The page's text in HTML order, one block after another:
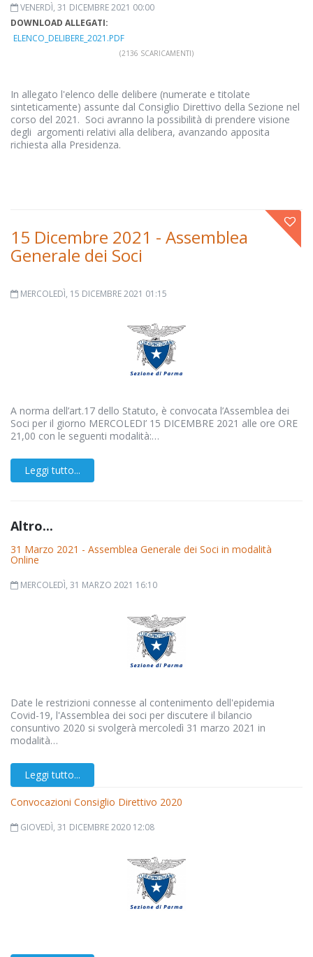
VENERDÌ, 31 DICEMBRE 2021 00:00
DOWNLOAD ALLEGATI:
ELENCO_DELIBERE_2021.PDF
(2136 SCARICAMENTI)
In allegato l'elenco delle delibere (numerate e titolate
sinteticamente) assunte dal Consiglio Direttivo della Sezione nel
corso del 2021. Soci avranno la possibilità di prendere visione
degli argomenti relativi alla delibera, avanzando apposita
richiesta alla Presidenza.
15 Dicembre 2021 - Assemblea
Generale dei Soci
MERCOLEDÌ, 15 DICEMBRE 2021 01:15
A norma dell’art.17 dello Statuto, è convocata l’Assemblea dei
Soci per il giorno MERCOLEDI’ 15 DICEMBRE 2021 alle ore ORE
21,00 con le seguenti modalità:…
Leggi tutto...
Altro...
31 Marzo 2021 - Assemblea Generale dei Soci in modalità
Online
MERCOLEDÌ, 31 MARZO 2021 16:10
Date le restrizioni connesse al contenimento dell'epidemia
Covid-19, l'Assemblea dei soci per discutere il bilancio
consuntivo 2020 si svolgerà mercoledì 31 marzo 2021 in
modalità…
Leggi tutto...
Convocazioni Consiglio Direttivo 2020
GIOVEDÌ, 31 DICEMBRE 2020 12:08